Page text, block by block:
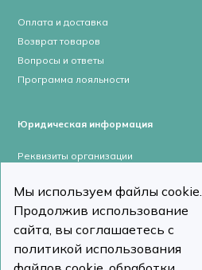
Оплата и доставка
Возврат товаров
Вопросы и ответы
Программа лояльности
Юридическая информация
Реквизиты организации
Пользовательское соглашение
Политика конфиденциальности
Мы используем файлы cookie.
Продолжив использование
сайта, вы соглашаетесь с
политикой использования